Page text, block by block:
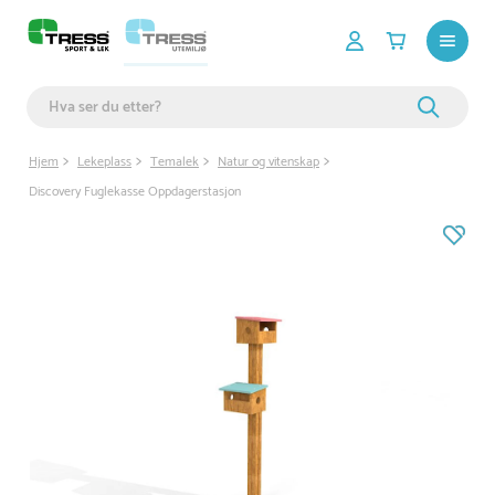
Hjem Lekeplass Temalek
Natur og vitenskap
Discovery Fuglekasse Oppdagerstasjon